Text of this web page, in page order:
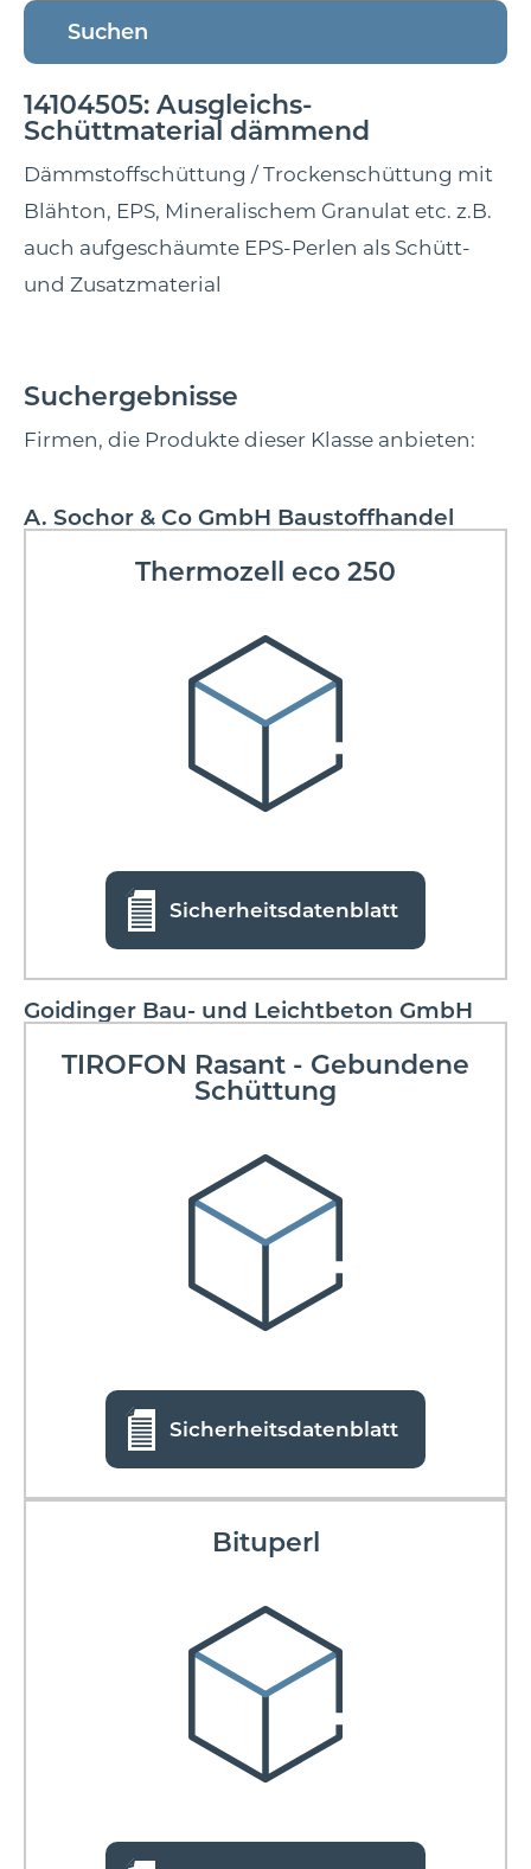
14104505: Ausgleichs-
Schüttmaterial dämmend
Dämmstoffschüttung / Trockenschüttung mit
Blähton, EPS, Mineralischem Granulat etc. z.B.
auch aufgeschäumte EPS-Perlen als Schütt-
und Zusatzmaterial
Suchergebnisse
Firmen, die Produkte dieser Klasse anbieten:
A. Sochor & Co GmbH Baustoffhandel
Thermozell eco 250
Sicherheitsdatenblatt
Goidinger Bau- und Leichtbeton GmbH
TIROFON Rasant - Gebundene
Schüttung
Sicherheitsdatenblatt
Bituperl